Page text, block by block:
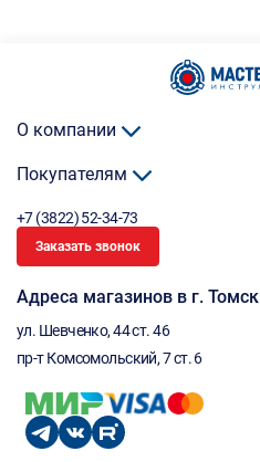
О компании
Покупателям
+7 (3822) 52-34-73
Заказать звонок
Адреса магазинов в г. Томск
ул. Шевченко, 44 ст. 46
пр-т Комсомольский, 7 ст. 6